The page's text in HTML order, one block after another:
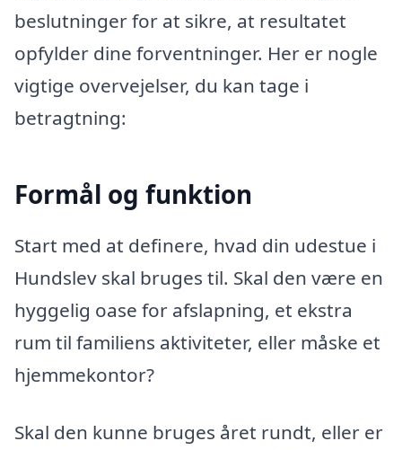
beslutninger for at sikre, at resultatet
opfylder dine forventninger. Her er nogle
vigtige overvejelser, du kan tage i
betragtning:
Formål og funktion
Start med at definere, hvad din udestue i
Hundslev skal bruges til. Skal den være en
hyggelig oase for afslapning, et ekstra
rum til familiens aktiviteter, eller måske et
hjemmekontor?
Skal den kunne bruges året rundt, eller er